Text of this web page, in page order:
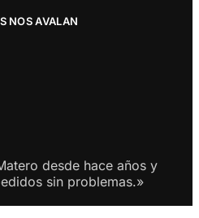
NOS AVALAN
desde hace años y
sin problemas.»